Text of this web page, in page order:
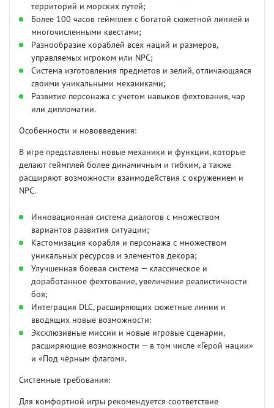
территорий и морских путей;
Более 100 часов геймплея с богатой сюжетной линией и
многочисленными квестами;
Разнообразие кораблей всех наций и размеров,
управляемых игроком или NPC;
Система изготовления предметов и зелий, отличающаяся
своими уникальными механиками;
Развитие персонажа с учетом навыков фехтования, чар
или дипломатии.
Особенности и нововведения:
В игре представлены новые механики и функции, которые
делают геймплей более динамичным и гибким, а также
расширяют возможности взаимодействия с окружением и
NPC.
Инновационная система диалогов с множеством
вариантов развития ситуации;
Кастомизация корабля и персонажа с множеством
уникальных ресурсов и элементов декора;
Улучшенная боевая система — классическое и
доработанное фехтование, увеличение реалистичности
боя;
Интеграция DLC, расширяющих сюжетные линии и
вводящих новые возможности:
Эксклюзивные миссии и новые игровые сценарии,
расширяющие возможности — в том числе «Герой нации»
и «Под чёрным флагом».
Системные требования:
Для комфортной игры рекомендуется соответствие